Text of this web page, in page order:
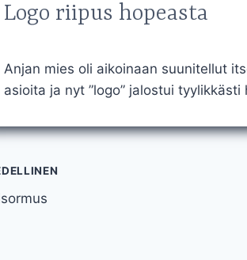
Logo riipus hopeasta
Anjan mies oli aikoinaan suunitellut
asioita ja nyt ”logo” jalostui